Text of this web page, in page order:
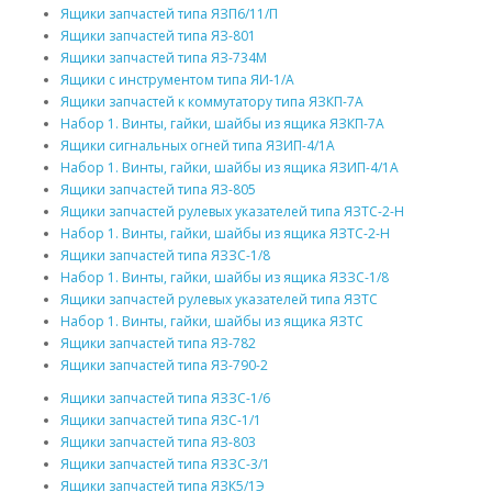
Ящики запчастей типа ЯЗП6/11/П
Ящики запчастей типа ЯЗ-801
Ящики запчастей типа ЯЗ-734М
Ящики с инструментом типа ЯИ-1/А
Ящики запчастей к коммутатору типа ЯЗКП-7А
Набор 1. Винты, гайки, шайбы из ящика ЯЗКП-7А
Ящики сигнальных огней типа ЯЗИП-4/1А
Набор 1. Винты, гайки, шайбы из ящика ЯЗИП-4/1А
Ящики запчастей типа ЯЗ-805
Ящики запчастей рулевых указателей типа ЯЗТС-2-Н
Набор 1. Винты, гайки, шайбы из ящика ЯЗТС-2-Н
Ящики запчастей типа ЯЗЗС-1/8
Набор 1. Винты, гайки, шайбы из ящика ЯЗЗС-1/8
Ящики запчастей рулевых указателей типа ЯЗТС
Набор 1. Винты, гайки, шайбы из ящика ЯЗТС
Ящики запчастей типа ЯЗ-782
Ящики запчастей типа ЯЗ-790-2
Ящики запчастей типа ЯЗЗС-1/6
Ящики запчастей типа ЯЗС-1/1
Ящики запчастей типа ЯЗ-803
Ящики запчастей типа ЯЗЗС-3/1
Ящики запчастей типа ЯЗК5/1Э